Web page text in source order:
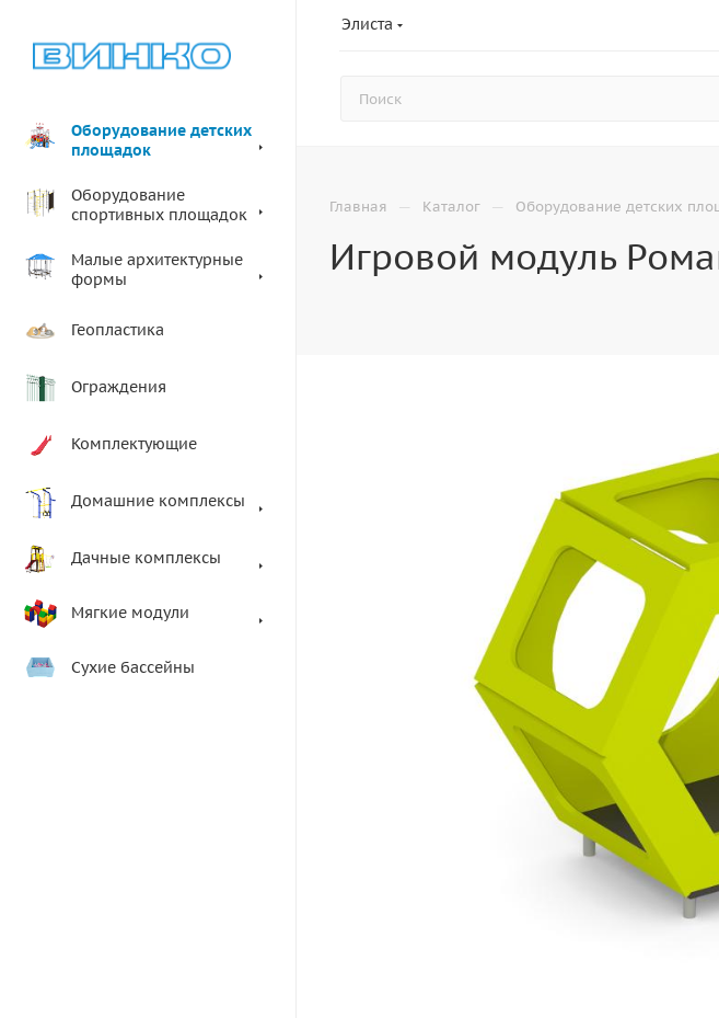
Элиста
Оборудование детских
площадок
Оборудование
спортивных площадок
Малые архитектурные
формы
Геопластика
Ограждения
Комплектующие
Домашние комплексы
Дачные комплексы
Мягкие модули
Сухие бассейны
Главная — Каталог — Оборудование детских
Игровой модуль